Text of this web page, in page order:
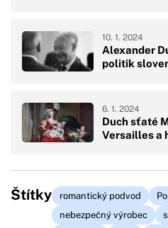
Alexander
politik
10. 1. 2024
Duch sťaté
Versailles a
6. 1. 2024
Štítky romantický podvod
nebezpečný výrobec